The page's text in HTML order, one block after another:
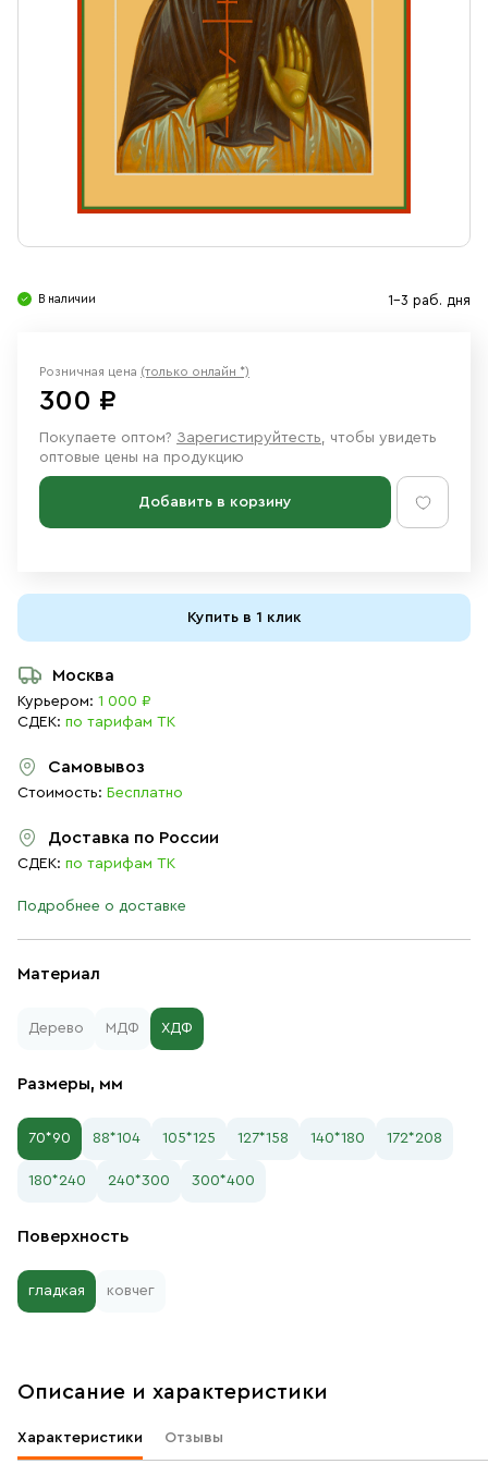
Ювелирные изделия
В наличии 1-3 раб. дня
Материал
Дерево МДФ ХДФ
Размеры, мм
70*90 88*104 105*125 127*158 140*180 172*208
180*240 240*300 300*400
Поверхность
гладкая ковчег
Розничная цена (только онлайн *)
300 ₽
Покупаете оптом? Зарегистируйтесть, чтобы увидеть
оптовые цены на продукцию
Добавить в корзину
Купить в 1 клик
Москва
Курьером: 1 000 ₽
СДЕК: по тарифам ТК
Самовывоз
Стоимость: Бесплатно
Доставка по России
СДЕК: по тарифам ТК
Подробнее о доставке
Описание и характеристики
Характеристики Отзывы